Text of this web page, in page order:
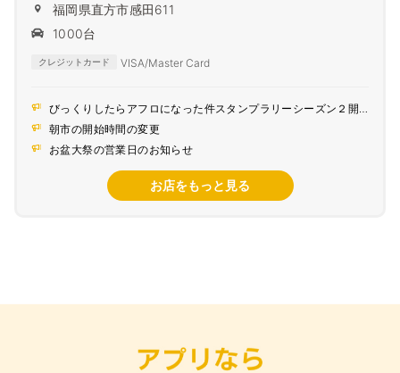
福岡県直方市感田611
1000台
クレジットカード VISA/Master Card
びっくりしたらアフロになった件スタンプラリーシーズン２開
催！
朝市の開始時間の変更
お盆大祭の営業日のお知らせ
お店をもっと見る